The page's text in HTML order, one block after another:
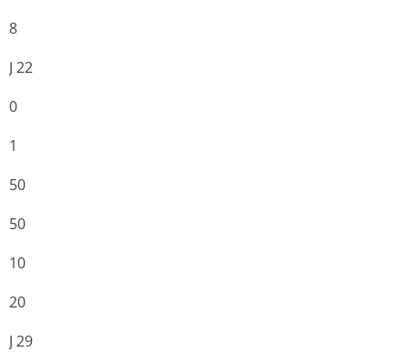
8
J 22
0
1
50
50
10
20
J 29